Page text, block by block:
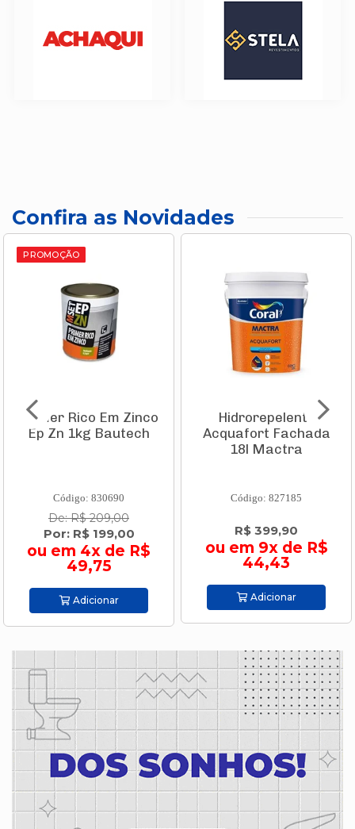
Confira as Novidades
PROMOÇÃO
Primer Rico Em Zinco
Ep Zn 1kg Bautech
Código: 830690
De: R$ 209,00
Por: R$ 199,00
ou em 4x de R$
49,75
Adicionar
Hidrorepelente
Acquafort Fachada
18l Mactra
Código: 827185
R$ 399,90
ou em 9x de R$
44,43
Adicionar